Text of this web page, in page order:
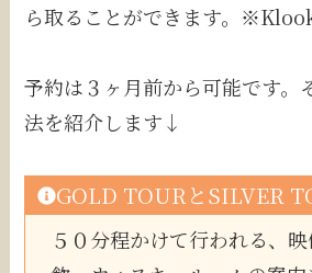
ら取ることができます。
予約は３ヶ月前から可能です。
法を紹介します↓
GOLD TOURとSILVER
５０分程かけて行われる、